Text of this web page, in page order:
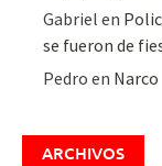
Gabriel en
se fueron de
Pedro en Narco
ARCHIVOS